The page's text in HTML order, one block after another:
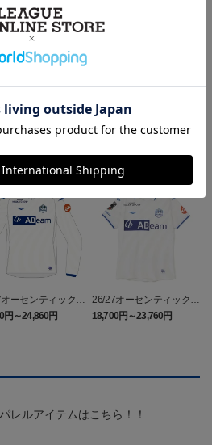
ーセンティックユ
ーム長袖（FP2n
円～24,860円
26/27オーセンティックユ
ニフォーム半袖（FP2n
d）
18,700円～23,760円
レルアイテムはこちら！！